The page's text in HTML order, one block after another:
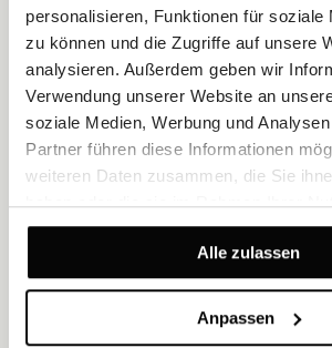
personalisieren, Funktionen für soziale
zu können und die Zugriffe auf unsere
analysieren. Außerdem geben wir
Verwendung unserer Website an
soziale Medien, Werbung und
Partner führen diese Informationen
weiteren Daten zusammen, die Sie
haben oder die sie im Rahmen Ihrer
gesammelt haben.
Alle zulassen
Anpassen
Suite mit Meerblick und
Größe 44 m² Meerblick
Erwachen Sie mit einem atemberaubenden
Ihrem Bett aus. Diese elegante Suite
Schlafzimmer mit Kingsize-Bett, ein
Schlafsofa, ein geräumiges Badezimmer